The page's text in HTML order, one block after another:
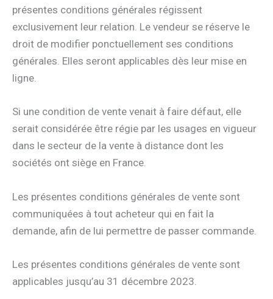
présentes conditions générales régissent
exclusivement leur relation. Le vendeur se réserve le
droit de modifier ponctuellement ses conditions
générales. Elles seront applicables dès leur mise en
ligne.
Si une condition de vente venait à faire défaut, elle
serait considérée être régie par les usages en vigueur
dans le secteur de la vente à distance dont les
sociétés ont siège en France.
Les présentes conditions générales de vente sont
communiquées à tout acheteur qui en fait la
demande, afin de lui permettre de passer commande.
Les présentes conditions générales de vente sont
applicables jusqu’au 31 décembre 2023.